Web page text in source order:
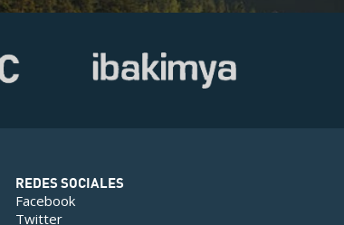
REDES SOCIALES
Facebook
Twitter